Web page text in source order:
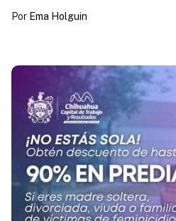
Por Ema Holguin